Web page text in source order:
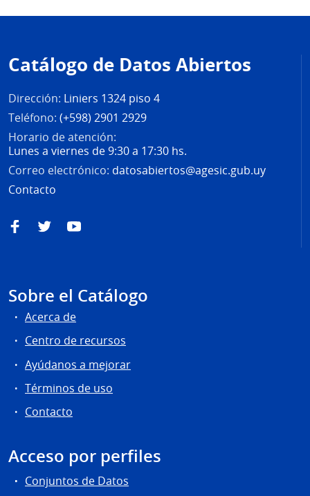
de
página
Catálogo de Datos Abiertos
Dirección: Liniers 1324 piso 4
Teléfono: (+598) 2901 2929
Horario de atención:
Lunes a viernes de 9:30 a 17:30 hs.
Correo electrónico: datosabiertos@agesic.gub.uy
Contacto
FacebookTwitterYouTube
Sobre el Catálogo
Acerca de
Centro de recursos
Ayúdanos a mejorar
Términos de uso
Contacto
Acceso por perfiles
Conjuntos de Datos